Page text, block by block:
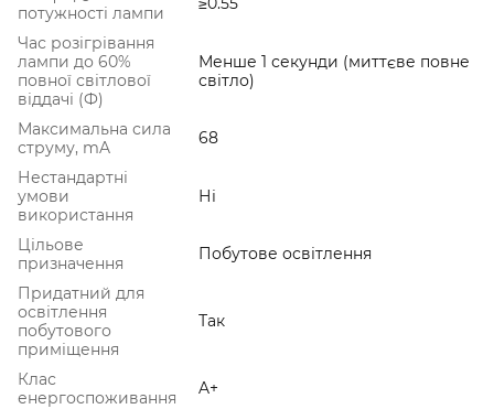
потужності лампи
Час розігрівання
лампи до 60%
повної світлової
віддачі (Ф)
Менше 1 секунди (миттєве повне
світло)
Максимальна сила
струму, mA
68
Нестандартні
умови
використання
Ні
Цільове
призначення
Побутове освітлення
Придатний для
освітлення
побутового
приміщення
Так
Клас
енергоспоживання
A+